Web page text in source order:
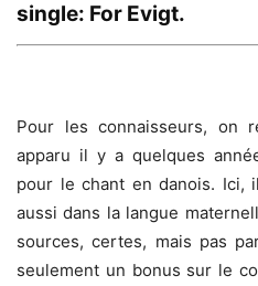
single: For Evigt.
Pour les connaisseurs, on
apparu il y a quelques
pour le chant en danois. Ici,
aussi dans la langue
sources, certes, mais pas
seulement un bonus sur le